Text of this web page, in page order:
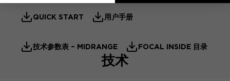
QUICK START 用户手册
技术参数表 – MIDRANGE FOCAL INSIDE 目录
技术